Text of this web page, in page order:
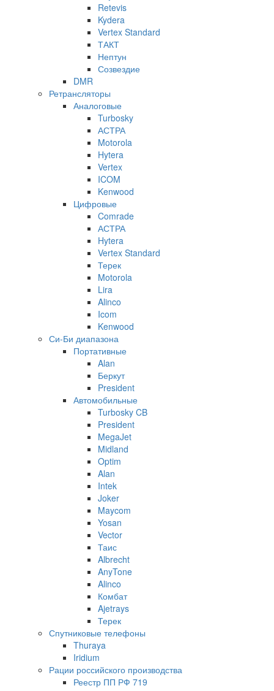
Retevis
Kydera
Vertex Standard
ТАКТ
Нептун
Созвездие
DMR
Ретрансляторы
Аналоговые
Turbosky
АСТРА
Motorola
Hytera
Vertex
ICOM
Kenwood
Цифровые
Comrade
АСТРА
Hytera
Vertex Standard
Терек
Motorola
Lira
Alinco
Icom
Kenwood
Си-Би диапазона
Портативные
Alan
Беркут
President
Автомобильные
Turbosky CB
President
MegaJet
Midland
Optim
Alan
Intek
Joker
Maycom
Yosan
Vector
Таис
Albrecht
AnyTone
Alinco
Комбат
Ajetrays
Терек
Спутниковые телефоны
Thuraya
Iridium
Рации российского производства
Реестр ПП РФ 719